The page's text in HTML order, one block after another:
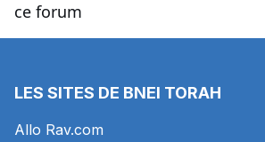
ce forum
LES SITES DE BNEI TORAH
Allo Rav.com